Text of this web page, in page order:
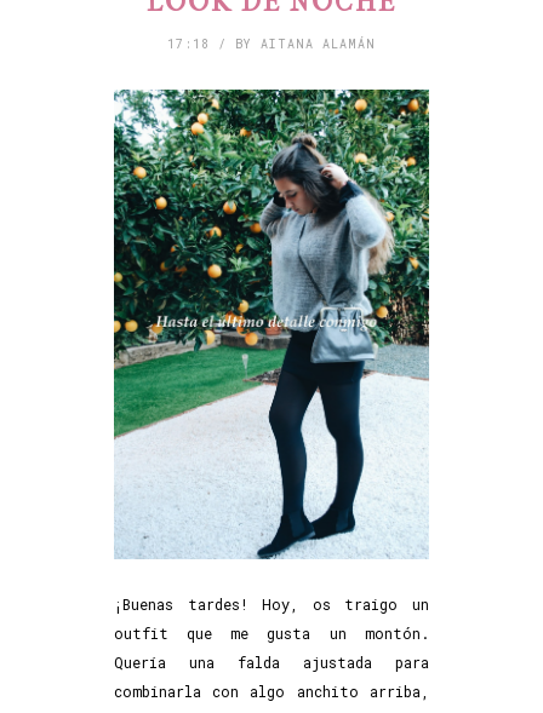
17:18 / BY AITANA ALAMÁN
¡Buenas tardes! Hoy, os traigo un
outfit que me gusta un montón.
Quería una falda ajustada para
combinarla con algo anchito arriba,